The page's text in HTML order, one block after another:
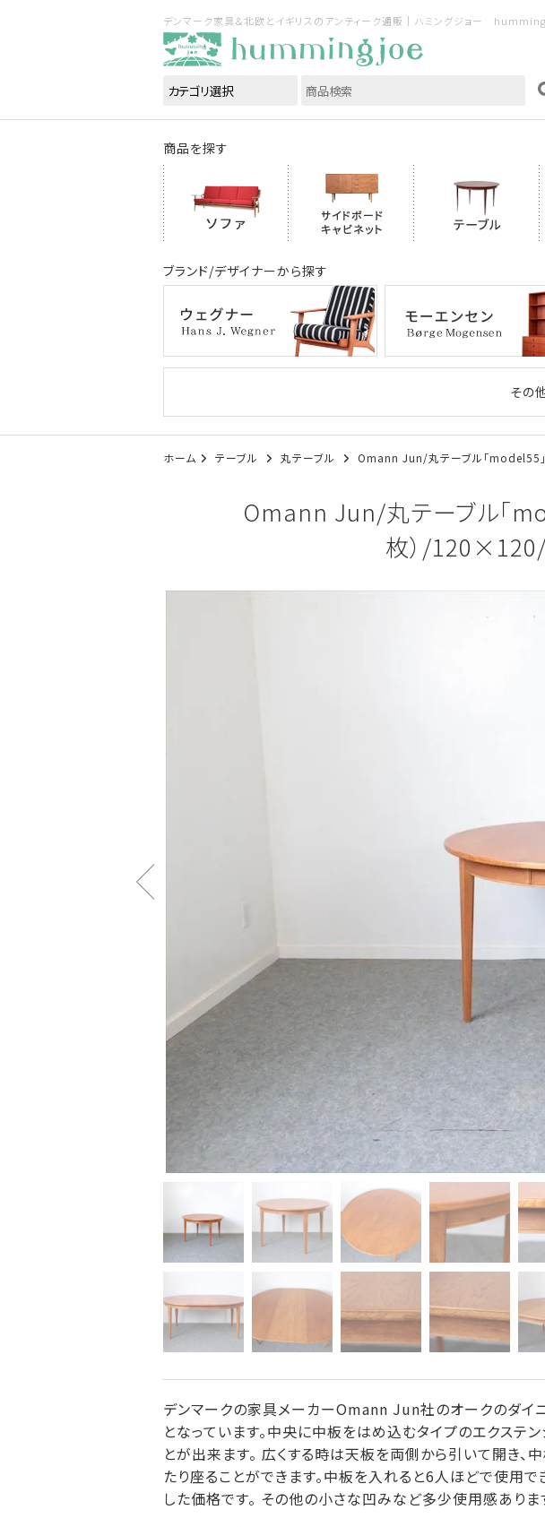
デンマーク家具＆北欧とイギリスのアンティーク通販｜ハミングジョー
商品を探す
ブランド/デザイナーから探す
その
ホーム テーブル 丸テーブル Omann Jun/丸テーブル「model55
Omann Jun/丸テーブル「
枚）/
デンマークの家具メーカーOmann Jun社のオークのダイ
となっています。中央に中板をはめ込むタイプのエクステ
とが出来ます。 広くする時は天板を両側から引いて開き
たり座ることができます。中板を入れると6人ほどで使用
した価格です。 その他の小さな凹みなど多少使用感ありま